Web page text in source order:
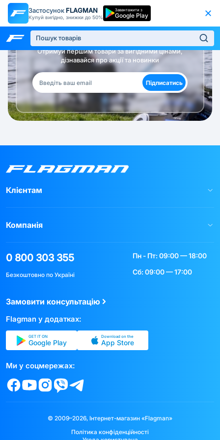
Застосунок FLAGMAN
Купуй вигідно, знижки до 50%
Завантажити з
Google Play
Будь в курсі!
Отримуй першим товари за вигідними цінами,
дізнавайся про акції та новинки
Підписатись
Клієнтам
Компанія
0 800 303 355
Безкоштовно по Україні
Пн - Пт: 09:00 — 18:00
Сб: 09:00 — 17:00
Замовити консультацію
Flagman у додатках:
GET IT ON
Google Play
Download on the
App Store
Ми у соцмережах:
© 2009–2026, Інтернет-магазин «Flagman»
Політика конфіденційності